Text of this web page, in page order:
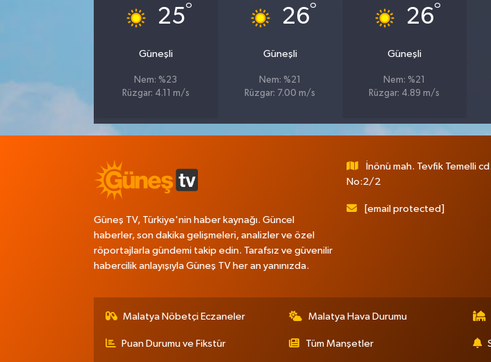
25°
Güneşli
Nem: %23
Rüzgar: 4.11 m/s
26°
Güneşli
Nem: %21
Rüzgar: 7.00 m/s
26°
Güneşli
Nem: %21
Rüzgar: 4.89 m/s
Güneş TV, Türkiye'nin haber kaynağı. Güncel
haberler, son dakika gelişmeleri, analizler ve özel
röportajlarla gündemi takip edin. Tarafsız ve güvenilir
habercilik anlayışıyla Güneş TV her an yanınızda.
İnönü mah. Tevfik Temelli
No:2/2
[email protected]
Malatya Nöbetçi Eczaneler Malatya Hava Durumu
Puan Durumu ve Fikstür Tüm Manşetler